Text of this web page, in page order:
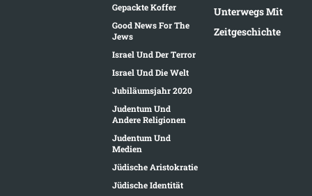
Gepackte Koffer
Good News For The
Jews
Israel Und Der Terror
Israel Und Die Welt
Jubiläumsjahr 2020
Judentum Und
Andere Religionen
Judentum Und
Medien
Jüdische Aristokratie
Jüdische Identität
Unterwegs Mit
Zeitgeschichte